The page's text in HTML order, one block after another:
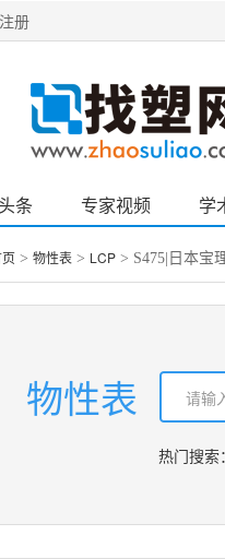
册
条 专家视频 学
> 物性表 > LCP > S475|日本宝
物性表
热门搜索